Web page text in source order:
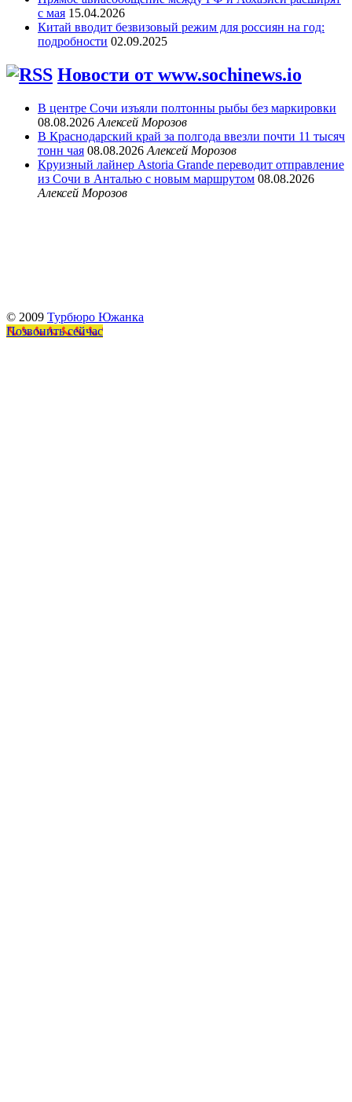
с мая 15.04.2026
Китай вводит безвизовый режим для россиян на год:
подробности 02.09.2025
Новости от www.sochinews.io
В центре Сочи изъяли полтонны рыбы без маркировки
08.08.2026 Алексей Морозов
В Краснодарский край за полгода ввезли почти 11 тысяч
тонн чая 08.08.2026 Алексей Морозов
Круизный лайнер Astoria Grande переводит отправление
из Сочи в Анталью с новым маршрутом 08.08.2026
Алексей Морозов
© 2009 Турбюро Южанка
Позвонить сейчас